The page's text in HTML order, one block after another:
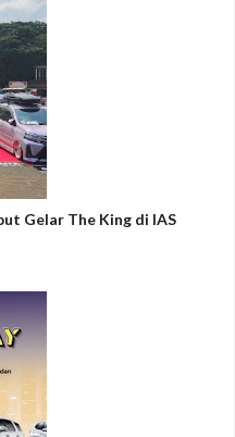
Gelar The King di IAS